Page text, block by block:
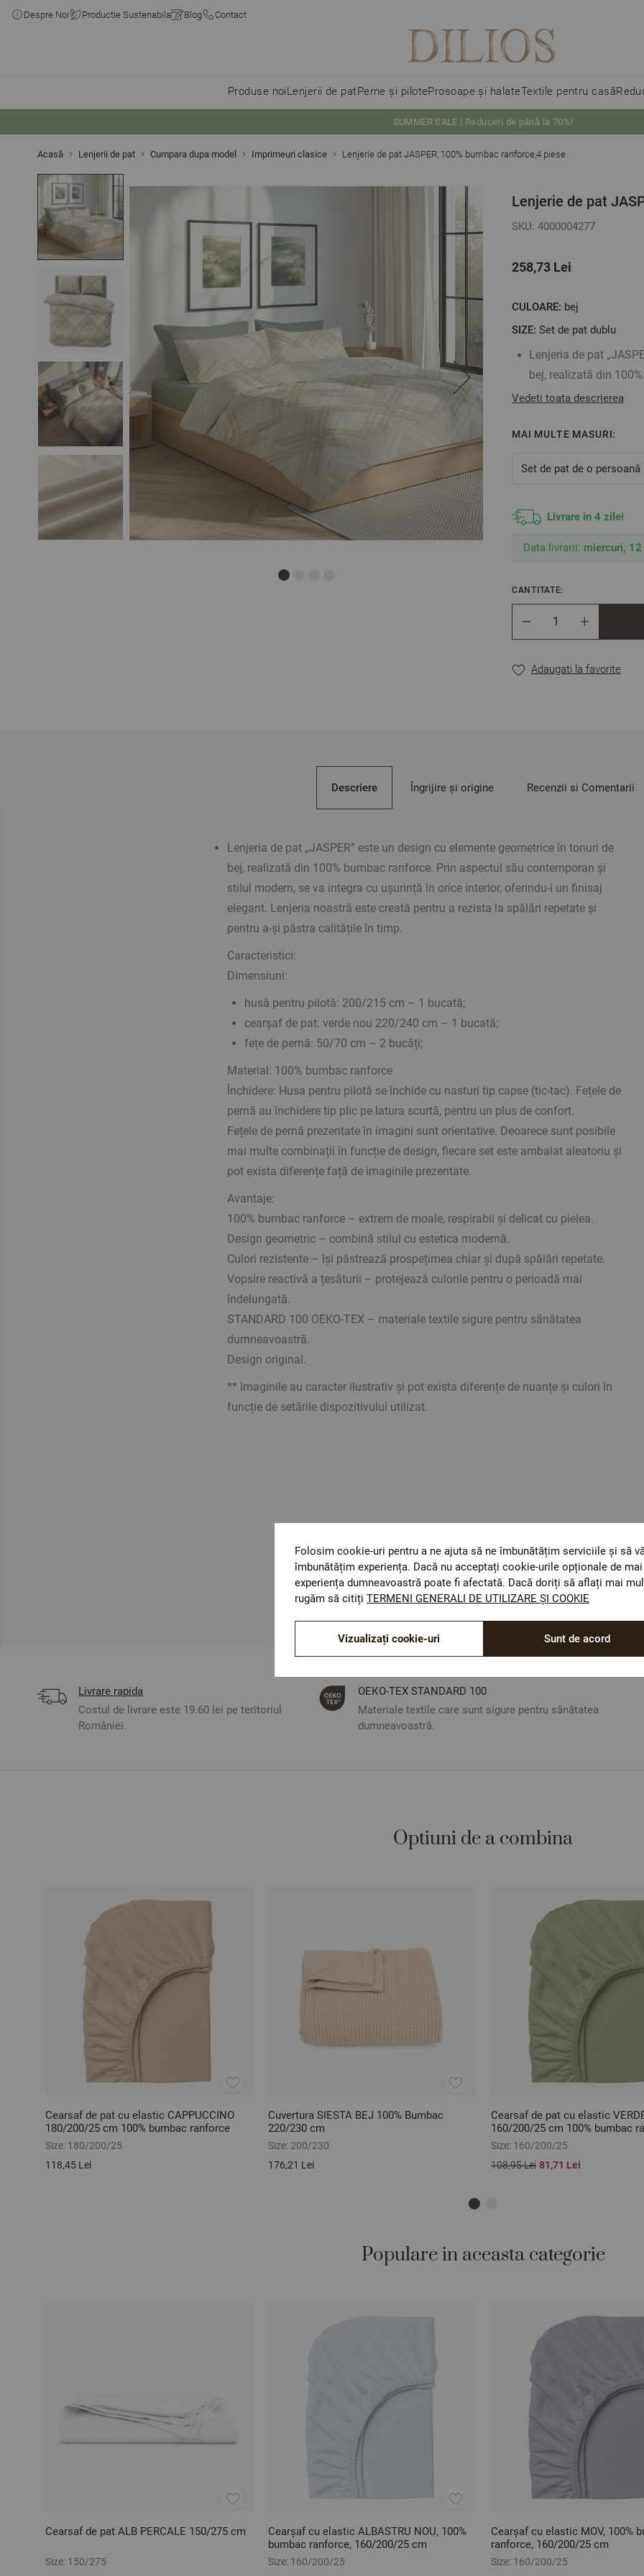
Despre Noi Productie Sustenabila Blog Contact
Produse noiLenjerii de patPerne și piloteProsoape și halateTextile pentru casă
SUMMER SALE | Reduceri de până la 70%!
Acasă Lenjerii de pat Cumpara dupa model Imprimeuri clasice Lenjerie de pat JASPER, 100% bumbac ranforce,4 piese
Lenjerie de pat
SKU: 4000004277
258,73 Lei
CULOARE: bej
SIZE: Set de pat dublu
Lenjeria de pat
bej, realizată din
stilul modern, se va
pentru a-și păstra
Caracteristici:
husă pentru
fețe de pernă: 50/
Închidere: Husa
pernă au închidere tip
Fețele de pernă
pot exista diferențe
Vopsire reactivă a
dumneavoastră.
Design original.
** Imaginile au
funcție de setările
Vedeti toata descrierea
MAI MULTE MASURI:
Set de pat de o persoană
Livrare in 4 zile!
Data livrarii: miercuri,
CANTITATE:
Adaugati la favorite
Descriere
Lenjeria de pat „JASPER” este un design cu elemente geometrice în tonuri de
bej, realizată din 100% bumbac ranforce. Prin aspectul său contemporan și
stilul modern, se va integra cu ușurință în orice interior, oferindu-i un finisaj
elegant. Lenjeria noastră este creată pentru a rezista la spălări repetate și
pentru a-și păstra calitățile în timp.
Caracteristici:
Dimensiuni:
husă pentru pilotă: 200/215 cm – 1 bucată;
cearșaf de pat: verde nou 220/240 cm – 1 bucată;
fețe de pernă: 50/70 cm – 2 bucăți;
Material: 100% bumbac ranforce
Închidere: Husa pentru pilotă se închide cu nasturi tip capse (tic-tac). Fețele de
pernă au închidere tip plic pe latura scurtă, pentru un plus de confort.
Fețele de pernă prezentate în imagini sunt orientative. Deoarece sunt posibile
mai multe combinații în funcție de design, fiecare set este ambalat aleatoriu și
pot exista diferențe față de imaginile prezentate.
Avantaje:
100% bumbac ranforce – extrem de moale, respirabil și delicat cu pielea.
Design geometric – combină stilul cu estetica modernă.
Culori rezistente – își păstrează prospețimea chiar și după spălări repetate.
Vopsire reactivă a țesăturii – protejează culorile pentru o perioadă mai
îndelungată.
STANDARD 100 OEKO-TEX – materiale textile sigure pentru sănătatea
dumneavoastră.
Design original.
** Imaginile au caracter ilustrativ și pot exista diferențe de nuanțe și culori în
funcție de setările dispozitivului utilizat.
Îngrijire și origine Recenzii si Comentarii
Livrare rapida
Costul de livrare este 19.60 lei pe teritoriul
României.
ОЕКО-ТЕX STANDARD 100
Materiale textile care sunt sigure pentru sănătatea
dumneavoastră.
Optiuni de a combina
Cearsaf de pat cu elastic CAPPUCCINO
180/200/25 cm 100% bumbac ranforce
Size: 180/200/25
118,45 Lei
Cuvertura SIESTA BEJ 100% Bumbac
220/230 cm
Size: 200/230
176,21 Lei
Cearsaf de pat cu elastic
160/200/25 cm 100% bumbac
Size: 160/200/25
108,95 Lei 81,71 Lei
Populare in aceasta categorie
Cearsaf de pat ALB PERCALE 150/275 cm
Size: 150/275
Cearșaf cu elastic ALBASTRU NOU, 100%
bumbac ranforce, 160/200/25 cm
Size: 160/200/25
Cearșaf cu elastic MOV, 100%
ranforce, 160/200/25 cm
Size: 160/200/25
Folosim cookie-uri pentru a ne ajuta să ne îmbunătățim serviciile și să
îmbunătățim experiența. Dacă nu acceptați cookie-urile opționale de
experiența dumneavoastră poate fi afectată. Dacă doriți să aflați mai
rugăm să citiți TERMENI GENERALI DE UTILIZARE ȘI COOKIE
Sunt de acord
Vizualizați cookie-uri